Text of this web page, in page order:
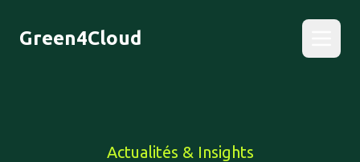
Green4Cloud
Actualités & Insights